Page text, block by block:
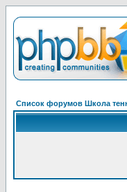
Список форумов Школа